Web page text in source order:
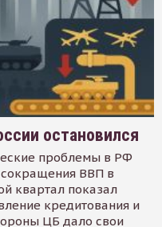
остановился
проблемы в РФ
сокращения ВВП в
квартал показал
кредитования и
ЦБ дало свои